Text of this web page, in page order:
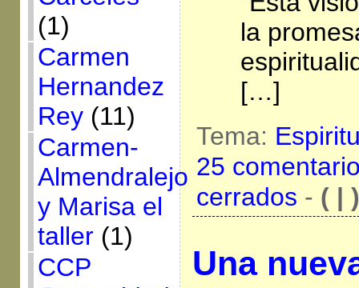
(1)
Carmen
Hernandez
Rey(11)
Carmen-
Almendralejo
y Marisa el
taller(1)
CCP
la
[…]
Tema:
25
cerrados - ( | )
Una